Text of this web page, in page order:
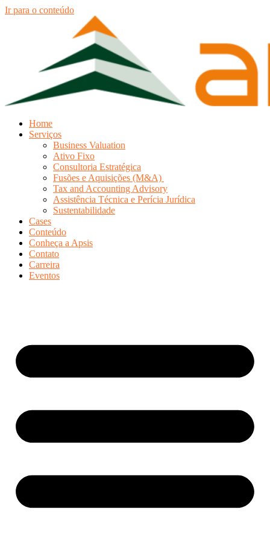
Ir para o conteúdo
Home
Serviços
Business Valuation
Ativo Fixo
Consultoria Estratégica
Fusões e Aquisições (M&A)
Tax and Accounting Advisory
Assistência Técnica e Perícia Jurídica
Sustentabilidade
Cases
Conteúdo
Conheça a Apsis
Contato
Carreira
Eventos